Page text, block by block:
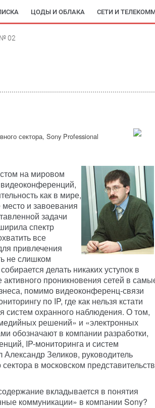
ЦОДЫ И ОБЛАКА СЕТИ И
№ 02
сектора, Sony Professional
на мировом
как в мире,
и завоевания
задачи
спектр
все
привлечения
не слишком
делать никаких уступок в
проникновения сетей в
помимо видеоконференц-связи
по IP, где как нельзя кстати
систем охранного наблюдения. О том,
решений» и «электронных
обозначают в компании разработки,
IP-мониторинга и систем
Зеликов, руководитель
в московском
вкладывается в понятия
коммуникации» в компании Sony?